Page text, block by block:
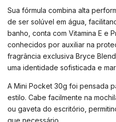
Sua fórmula combina alta
de ser solúvel em água,
banho, conta com Vitamina E e
conhecidos por auxiliar na
fragrância exclusiva Bryce
uma identidade sofisticada e
A Mini Pocket 30g foi pensada
estilo. Cabe facilmente na
ou gaveta do escritório,